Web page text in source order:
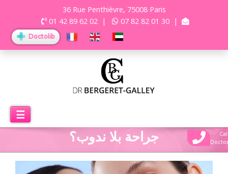
36 Rue Penthièvre, 75008 Paris
01 42 89 62 02 | 07 82 82 01 30 |
Doctolib
☰
جراحة بلا ندوب؟